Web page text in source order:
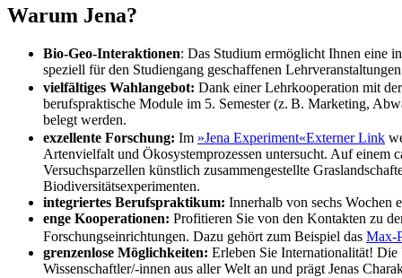
Warum Jena?
Bio-Geo-Interaktionen: Das Studium ermöglicht Ihnen eine
speziell für den Studiengang geschaffenen
vielfältiges Wahlangebot: Dank einer Lehrkooperation mit
berufspraktische Module im 5. Semester (z. B. Marketing,
belegt werden.
exzellente Forschung: Im »Jena Experiment«Externer Link
Artenvielfalt und Ökosystemprozessen untersucht. Auf einem
Versuchsparzellen künstlich zusammengestellte
Biodiversitätsexperimenten.
integriertes Berufspraktikum: Innerhalb von sechs Wochen
enge Kooperationen: Profitieren Sie von den Kontakten zu
Forschungseinrichtungen. Dazu gehört zum Beispiel das Max-
grenzenlose Möglichkeiten: Erleben Sie Internationalität!
Wissenschaftler/-innen aus aller Welt an und prägt Jenas